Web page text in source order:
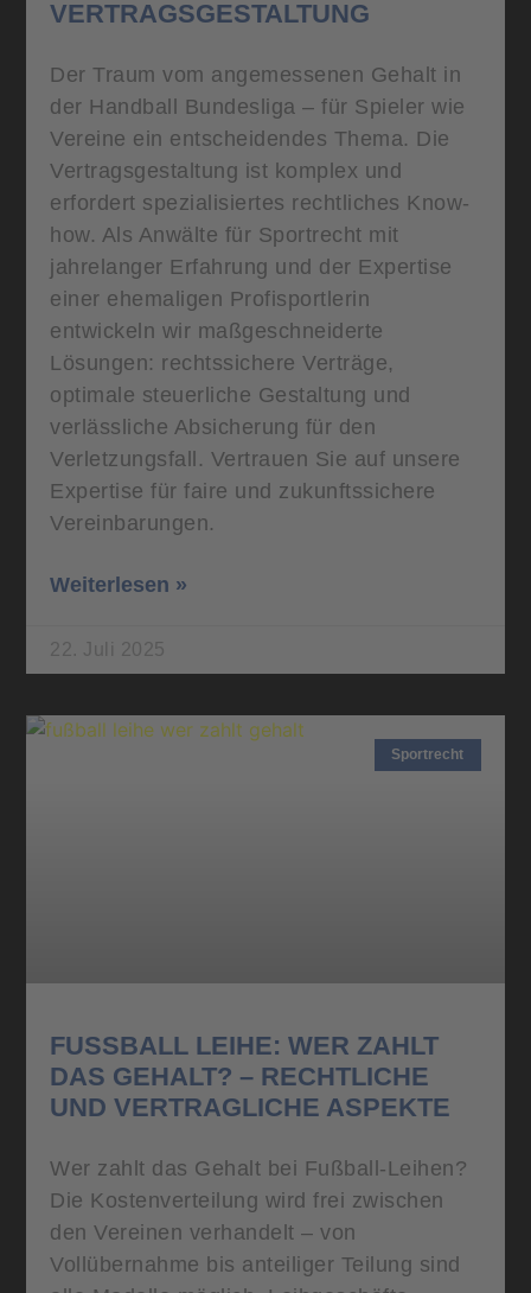
VERTRAGSGESTALTUNG
Der Traum vom angemessenen Gehalt in
der Handball Bundesliga – für Spieler wie
Vereine ein entscheidendes Thema. Die
Vertragsgestaltung ist komplex und
erfordert spezialisiertes rechtliches Know-
how. Als Anwälte für Sportrecht mit
jahrelanger Erfahrung und der Expertise
einer ehemaligen Profisportlerin
entwickeln wir maßgeschneiderte
Lösungen: rechtssichere Verträge,
optimale steuerliche Gestaltung und
verlässliche Absicherung für den
Verletzungsfall. Vertrauen Sie auf unsere
Expertise für faire und zukunftssichere
Vereinbarungen.
Weiterlesen »
22. Juli 2025
Sportrecht
FUSSBALL LEIHE: WER ZAHLT D
AS GEHALT? – RECHTLICHE U
ND VERTRAGLICHE ASPEKTE
Wer zahlt das Gehalt bei Fußball-Leihen?
Die Kostenverteilung wird frei zwischen
den Vereinen verhandelt – von
Vollübernahme bis anteiliger Teilung sind